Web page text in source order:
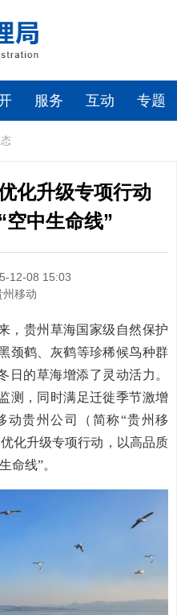
服务 互动 专题
化升级专项行动
空中生命线”
12-08 15:03
州移动
，贵州草海国家级自然保护
颈鹤、灰鹤等珍稀候鸟种群
日的草海增添了灵动活力。
测，同时满足迁徙季节激增
动贵州公司（简称“贵州移
化升级专项行动，以高品质
命线”。